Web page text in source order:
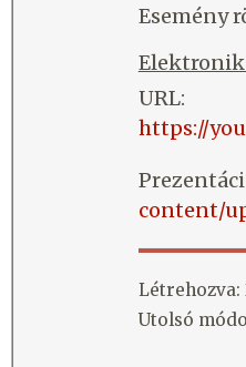
Esemény
URL:
https://
content/
Létrehozva:
Utolsó